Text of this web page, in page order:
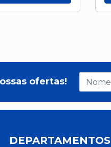
ofertas!
DEPARTAMENTOS